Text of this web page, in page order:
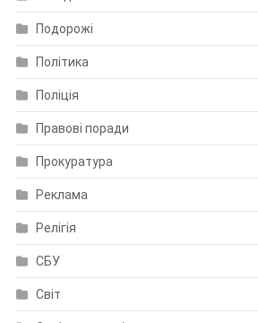
Подорожі
Політика
Поліція
Правові поради
Прокуратура
Реклама
Релігія
СБУ
Світ